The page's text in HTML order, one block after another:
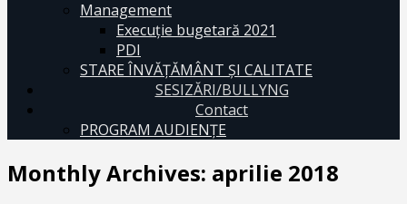
Management
Execuţie bugetară 2021
PDI
STARE ÎNVĂȚĂMÂNT ȘI CALITATE
SESIZĂRI/BULLYNG
Contact
PROGRAM AUDIENŢE
Monthly Archives: aprilie 2018